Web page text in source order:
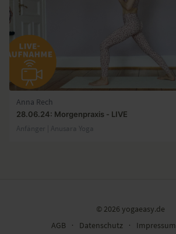
Anna Rech
28.06.24: Morgenpraxis - LIVE
Anfänger | Anusara Yoga
© 2026 yogaeasy.de
AGB
∙ Datenschutz ∙ Impressum